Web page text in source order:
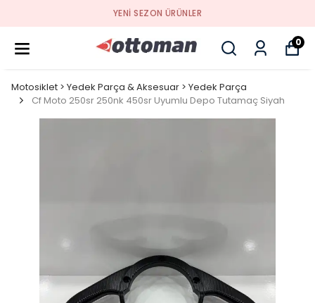
YENI SEZON ÜRÜNLER
0
Motosiklet > Yedek Parça & Aksesuar > Yedek Parça
Cf Moto 250sr 250nk 450sr Uyumlu Depo Tutamaç Siyah